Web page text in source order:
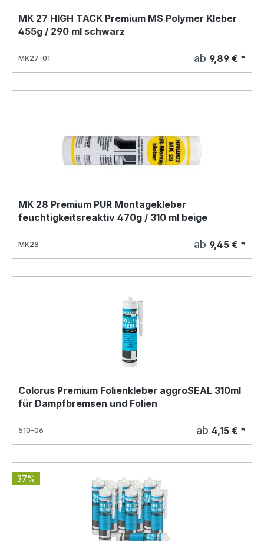
MK 27 HIGH TACK Premium MS Polymer Kleber
455g / 290 ml schwarz
MK27-01 ab 9,89 € *
MK 28 Premium PUR Montagekleber
feuchtigkeitsreaktiv 470g / 310 ml beige
MK28 ab 9,45 € *
Colorus Premium Folienkleber aggroSEAL 310ml
für Dampfbremsen und Folien
510-06 ab 4,15 € *
37%